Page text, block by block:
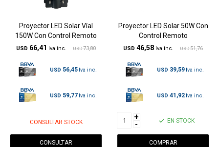
Proyector LED Solar Víal
150W Con Control Remoto
USD 66,41 USD 73,80
USD 56,45
USD 59,77
CONSULTAR STOCK
CONSULTAR
Proyector LED Solar 50W Con
Control Remoto
USD 46,58 USD 51,76
USD 39,59
USD 41,92
+
- EN STOCK